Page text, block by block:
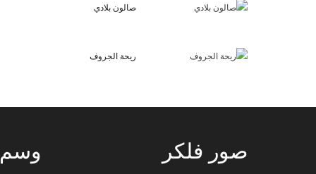
صالون بلادي
ريحة الجروف
وسم صور فلكر